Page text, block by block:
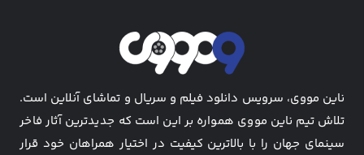
ناین مووی، سرویس دانلود فیلم و سریال و تماشای آنلاین است.
تلاش تیم ناین مووی همواره بر این است که جدیدترین آثار فاخر
سینمای جهان را با بالاترین کیفیت در اختیار همراهان خود قرار